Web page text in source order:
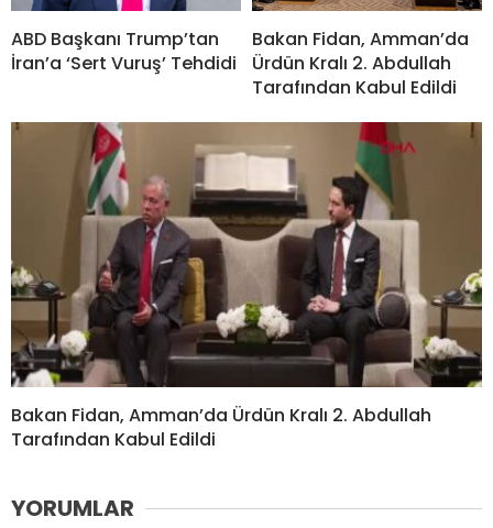
ABD Başkanı Trump’tan
İran’a ‘Sert Vuruş’ Tehdidi
Bakan Fidan, Amman’da
Ürdün Kralı 2. Abdullah
Tarafından Kabul Edildi
Bakan Fidan, Amman’da Ürdün Kralı 2. Abdullah
Tarafından Kabul Edildi
YORUMLAR